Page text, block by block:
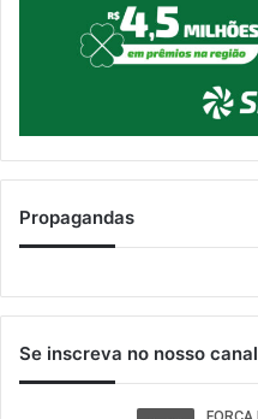
Propagandas
Se inscreva no nosso canal